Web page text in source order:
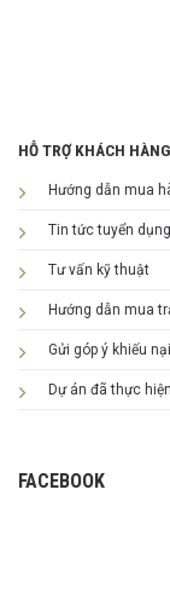
HỖ TRỢ KHÁCH HÀNG
Hướng dẫn mua
Tin tức tuyển dụng
Tư vấn kỹ thuật
Hướng dẫn mua
Gửi góp ý khiếu nại
Dự án đã thực hiện
FACEBOOK